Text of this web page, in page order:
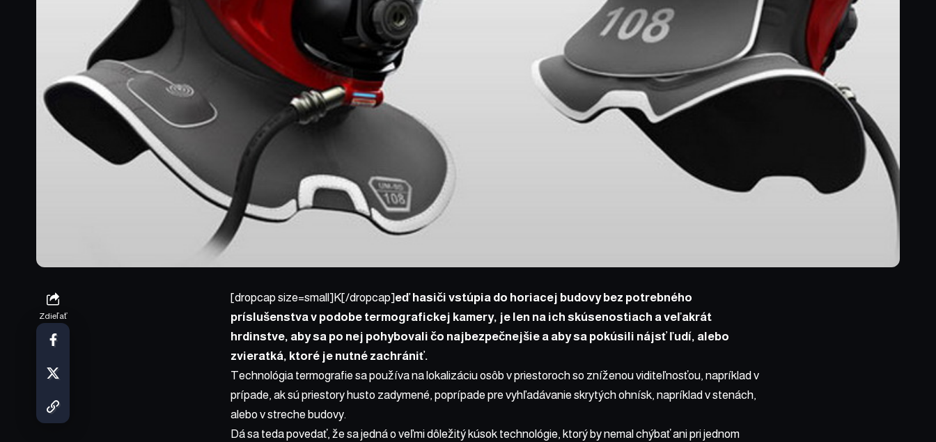
Zdieľať
[dropcap size=small]K[/dropcap]eď hasiči vstúpia do horiacej budovy bez potrebného
príslušenstva v podobe termografickej kamery, je len na ich skúsenostiach a veľakrát
hrdinstve, aby sa po nej pohybovali čo najbezpečnejšie a aby sa pokúsili nájsť ľudí, alebo
zvieratká, ktoré je nutné zachrániť.
Technológia termografie sa používa na lokalizáciu osôb v priestoroch so zníženou viditeľnosťou, napríklad v
prípade, ak sú priestory husto zadymené, poprípade pre vyhľadávanie skrytých ohnísk, napríklad v stenách,
alebo v streche budovy.
Dá sa teda povedať, že sa jedná o veľmi dôležitý kúsok technológie, ktorý by nemal chýbať ani pri jednom